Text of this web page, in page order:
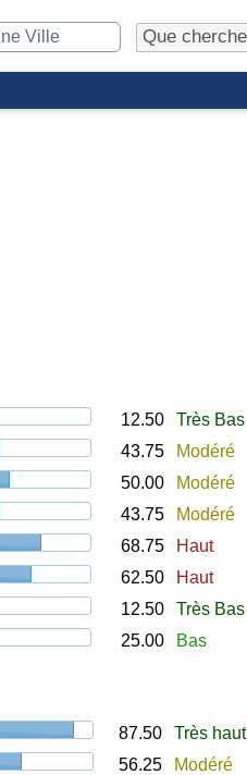
12.50
Très Bas
43.75
Modéré
50.00
Modéré
43.75
Modéré
68.75
Haut
62.50
Haut
12.50
Très Bas
25.00 Bas
87.50
Très haut
56.25
Modéré